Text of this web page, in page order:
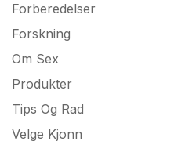
Forberedelser
Forskning
Om Sex
Produkter
Tips Og Rad
Velge Kjonn